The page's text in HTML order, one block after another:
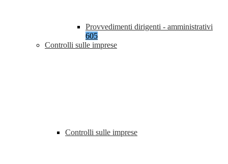
Provvedimenti dirigenti - amministrativi
605
Controlli sulle imprese
Controlli sulle imprese